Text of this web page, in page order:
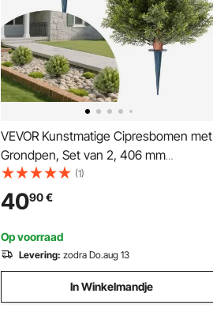
VEVOR Kunstmatige Cipresbomen met
Grondpen, Set van 2, 406 mm
Kunstplant, Decoratieve Plant, voor
Decoratie, Veranda, Buiten & Binnen,
Terras, Tuin, Balkon, Achtertuin
(1)
4090€
Op voorraad
Levering: zodra Do.aug 13
In Winkelmandje